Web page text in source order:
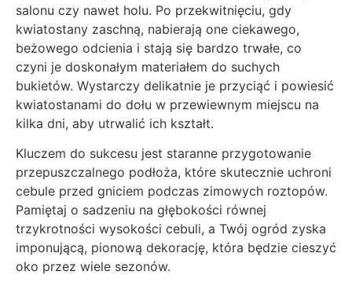
salonu czy nawet holu. Po przekwitnięciu, gdy
kwiatostany zaschną, nabierają one ciekawego,
beżowego odcienia i stają się bardzo trwałe, co
czyni je doskonałym materiałem do suchych
bukietów. Wystarczy delikatnie je przyciąć i powiesić
kwiatostanami do dołu w przewiewnym miejscu na
kilka dni, aby utrwalić ich kształt.
Kluczem do sukcesu jest staranne przygotowanie
przepuszczalnego podłoża, które skutecznie uchroni
cebule przed gniciem podczas zimowych roztopów.
Pamiętaj o sadzeniu na głębokości równej
trzykrotności wysokości cebuli, a Twój ogród zyska
imponującą, pionową dekorację, która będzie cieszyć
oko przez wiele sezonów.